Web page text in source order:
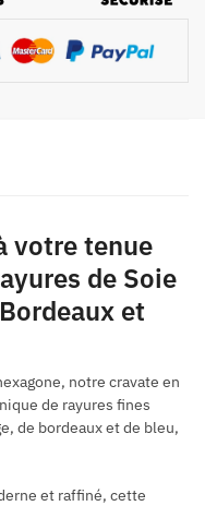
votre tenue
de Soie
et
notre cravate en
de rayures fines
de bordeaux et de bleu,
et raffiné, cette